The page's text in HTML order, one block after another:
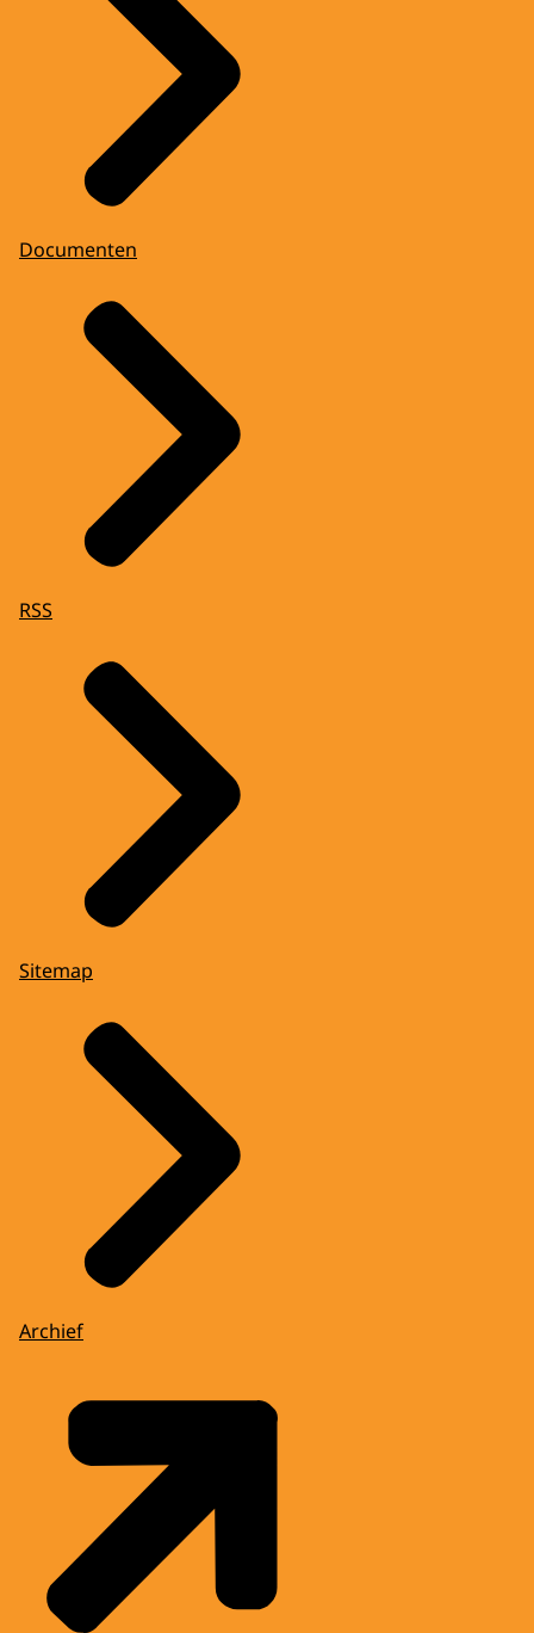
Documenten
RSS
Sitemap
Archief